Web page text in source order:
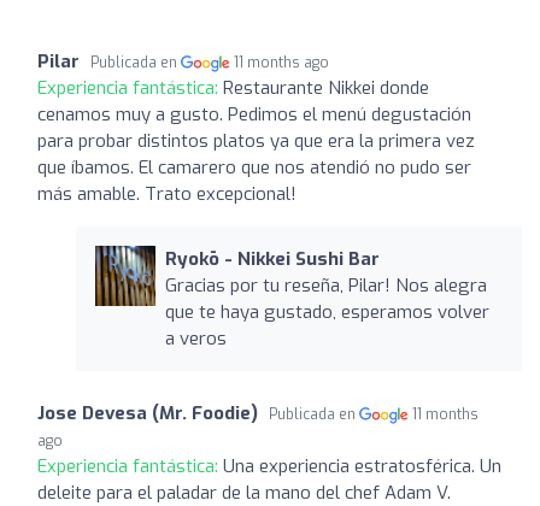
Pilar Publicada en 11 months ago
Experiencia fantástica: Restaurante Nikkei donde
cenamos muy a gusto. Pedimos el menú degustación
para probar distintos platos ya que era la primera vez
que íbamos. El camarero que nos atendió no pudo ser
más amable. Trato excepcional!
Ryokō - Nikkei Sushi Bar
Gracias por tu reseña, Pilar! Nos alegra
que te haya gustado, esperamos volver
a veros
Jose Devesa (Mr. Foodie) Publicada en
11 months
ago
Experiencia fantástica: Una experiencia estratosférica. Un
deleite para el paladar de la mano del chef Adam V.